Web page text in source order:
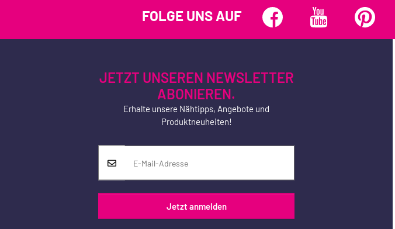
FOLGE UNS AUF
JETZT UNSEREN NEWSLETTER
ABONIEREN.
Erhalte unsere Nähtipps, Angebote und
Produktneuheiten!
Jetzt anmelden